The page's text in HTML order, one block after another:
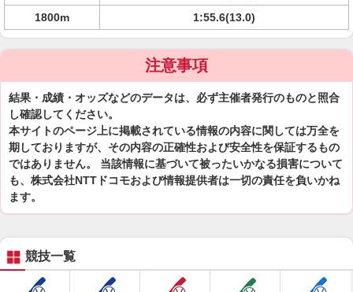
1800m
1:55.6(13.0)
注意事項
結果・成績・オッズなどのデータは、必ず主催者発行のものと照合
し確認してください。
本サイトのページ上に掲載されている情報の内容に関しては万全を
期しておりますが、その内容の正確性および安全性を保証するもの
ではありません。 当該情報に基づいて被ったいかなる損害について
も、株式会社NTTドコモおよび情報提供者は一切の責任を負いかね
ます。
競技一覧